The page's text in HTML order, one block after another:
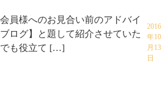
員様へのお見合い前のアドバイ
ログ】と題して紹介させていた
でも役立て […]
2016
年10
月13
日